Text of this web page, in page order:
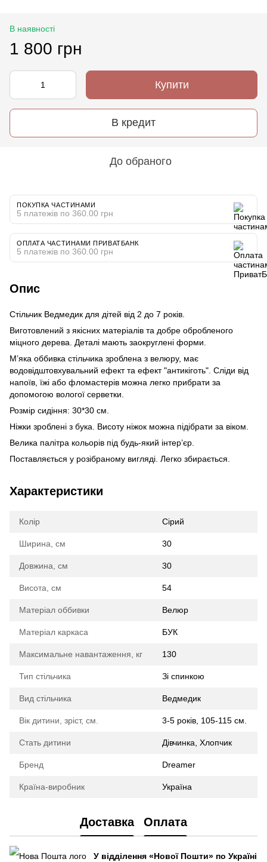
В наявності
1 800 грн
Купити
В кредит
До обраного
ПОКУПКА ЧАСТИНАМИ
5 платежів по 360.00 грн
ОПЛАТА ЧАСТИНАМИ ПРИВАТБАНК
5 платежів по 360.00 грн
Опис
Стільчик Ведмедик для дітей від 2 до 7 років.
Виготовлений з якісних матеріалів та добре обробленого
міцного дерева. Деталі мають заокруглені форми.
М’яка оббивка стільчика зроблена з велюру, має
водовідштовхувальний ефект та ефект "антикіготь". Сліди від
напоїв, їжі або фломастерів можна легко прибрати за
допомогою вологої серветки.
Розмір сидіння: 30*30 см.
Ніжки зроблені з бука. Висоту ніжок можна підібрати за віком.
Велика палітра кольорів під будь-який інтер’єр.
Поставляється у розібраному вигляді. Легко збирається.
Характеристики
Колір Сірий
Ширина, см 30
Довжина, см 30
Висота, см 54
Матеріал оббивки Велюр
Матеріал каркаса БУК
Максимальне навантаження, кг 130
Тип стільчика Зі спинкою
Вид стільчика Ведмедик
Вік дитини, зріст, см. 3-5 років, 105-115 см.
Стать дитини Дівчинка, Хлопчик
Бренд Dreamer
Країна-виробник Україна
Доставка Оплата
У відділення «Нової Пошти» по Україні